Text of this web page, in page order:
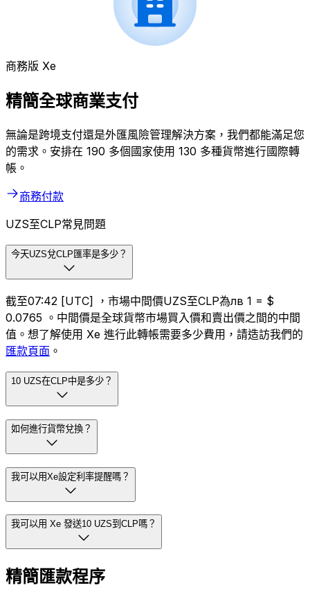
商務版 Xe
精簡全球商業支付
無論是跨境支付還是外匯風險管理解決方案，我們都能滿足您
的需求。安排在 190 多個國家使用 130 多種貨幣進行國際轉
帳。
商務付款
UZS至CLP常見問題
今天UZS兌CLP匯率是多少？
截至07:42 [UTC] ，市場中間價UZS至CLP為лв 1 = $
0.0765 。中間價是全球貨幣市場買入價和賣出價之間的中間
值。想了解使用 Xe 進行此轉帳需要多少費用，請造訪我們的
匯款頁面 。
10 UZS在CLP中是多少？
如何進行貨幣兌換？
我可以用Xe設定利率提醒嗎？
我可以用 Xe 發送10 UZS到CLP嗎？
精簡匯款程序